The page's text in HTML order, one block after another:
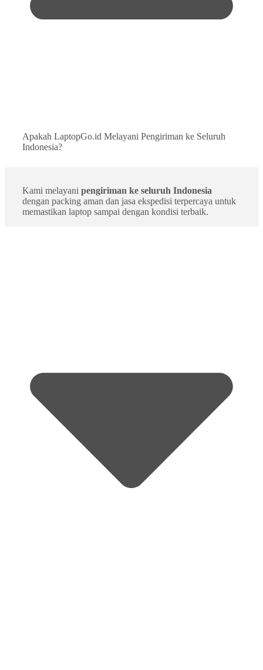
Apakah LaptopGo.id Melayani Pengiriman ke Seluruh
Indonesia?
Kami melayani pengiriman ke seluruh Indonesia
dengan packing aman dan jasa ekspedisi terpercaya untuk
memastikan laptop sampai dengan kondisi terbaik.